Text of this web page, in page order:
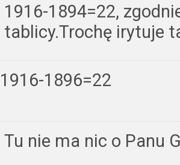
1916-1894=22,
tablicy.Trochę irytuje
1916-1896=22
Tu nie ma nic o Panu